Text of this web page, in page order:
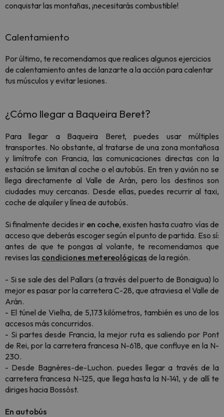
conquistar las montañas, ¡necesitarás combustible!
Calentamiento
Por último, te recomendamos que realices algunos ejercicios
de calentamiento antes de lanzarte a la acción para calentar
tus músculos y evitar lesiones.
¿Cómo llegar a Baqueira Beret?
Para llegar a Baqueira Beret, puedes usar múltiples
transportes. No obstante, al tratarse de una zona montañosa
y limítrofe con Francia, las comunicaciones directas con la
estación se limitan al coche o el autobús. En tren y avión no se
llega directamente al Valle de Arán, pero los destinos son
ciudades muy cercanas. Desde ellas, puedes recurrir al taxi,
coche de alquiler y línea de autobús.
Si finalmente decides ir en coche, existen hasta cuatro vías de
acceso que deberás escoger según el punto de partida. Eso sí:
antes de que te pongas al volante, te recomendamos que
revises las condiciones metereológicas de la región.
- Si se sale des del Pallars (a través del puerto de Bonaigua) lo
mejor es pasar por la carretera C-28, que atraviesa el Valle de
Arán.
- El túnel de Vielha, de 5,173 kilómetros, también es uno de los
accesos más concurridos.
- Si partes desde Francia, la mejor ruta es saliendo por Pont
de Rei, por la carretera francesa N-618, que confluye en la N-
230.
- Desde Bagnères-de-Luchon. puedes llegar a través de la
carretera francesa N-125, que llega hasta la N-141, y de allí te
diriges hacia Bossòst.
En autobús